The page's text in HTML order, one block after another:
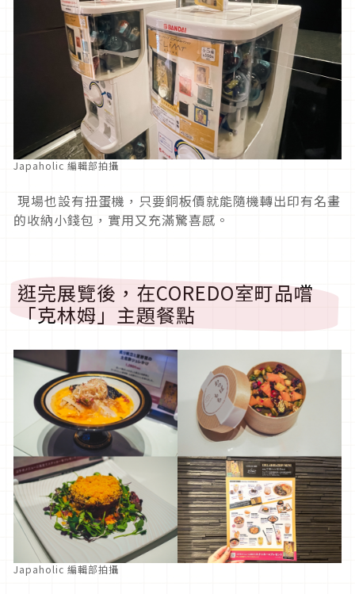
Japaholic 編輯部拍攝
現場也設有扭蛋機，只要銅板價就能隨機轉出印有名畫
的收納小錢包，實用又充滿驚喜感。
逛完展覽後，在COREDO室町品嚐
「克林姆」主題餐點
Japaholic 編輯部拍攝